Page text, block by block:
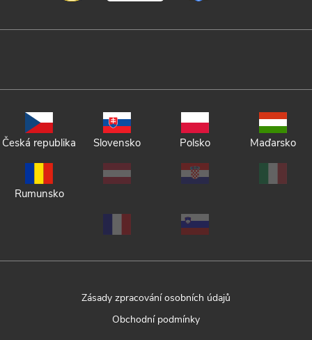
Česká republika Slovensko Polsko Maďarsko
Rumunsko
Zásady zpracování osobních údajů
Obchodní podmínky